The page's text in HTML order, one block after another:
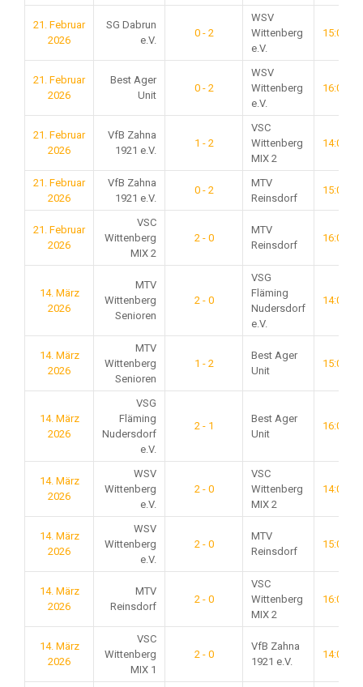
21. Februar
2026
SG Dabrun
e.V.
0 - 2
WSV
Wittenberg
e.V.
15:00
21. Februar
2026
Best Ager
Unit
0 - 2
WSV
Wittenberg
e.V.
16:00
21. Februar
2026
VfB Zahna
1921 e.V.
1 - 2
VSC
Wittenberg
MIX 2
14:00
21. Februar
2026
VfB Zahna
1921 e.V.
0 - 2
MTV
Reinsdorf
15:00
21. Februar
2026
VSC
Wittenberg
MIX 2
2 - 0
MTV
Reinsdorf
16:00
14. März
2026
MTV
Wittenberg
Senioren
2 - 0
VSG
Fläming
Nudersdorf
e.V.
14:00
14. März
2026
MTV
Wittenberg
Senioren
1 - 2
Best Ager
Unit
15:00
14. März
2026
VSG
Fläming
Nudersdorf
e.V.
2 - 1
Best Ager
Unit
16:00
14. März
2026
WSV
Wittenberg
e.V.
2 - 0
VSC
Wittenberg
MIX 2
14:00
14. März
2026
WSV
Wittenberg
e.V.
2 - 0
MTV
Reinsdorf
15:00
14. März
2026
MTV
Reinsdorf
2 - 0
VSC
Wittenberg
MIX 2
16:00
14. März
2026
VSC
Wittenberg
MIX 1
2 - 0
VfB Zahna
1921 e.V.
14:00